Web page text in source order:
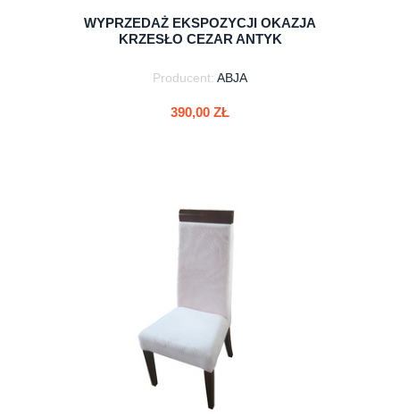
WYPRZEDAŻ EKSPOZYCJI OKAZJA
KRZESŁO CEZAR ANTYK
Producent: ABJA
390,00 ZŁ
do koszyka